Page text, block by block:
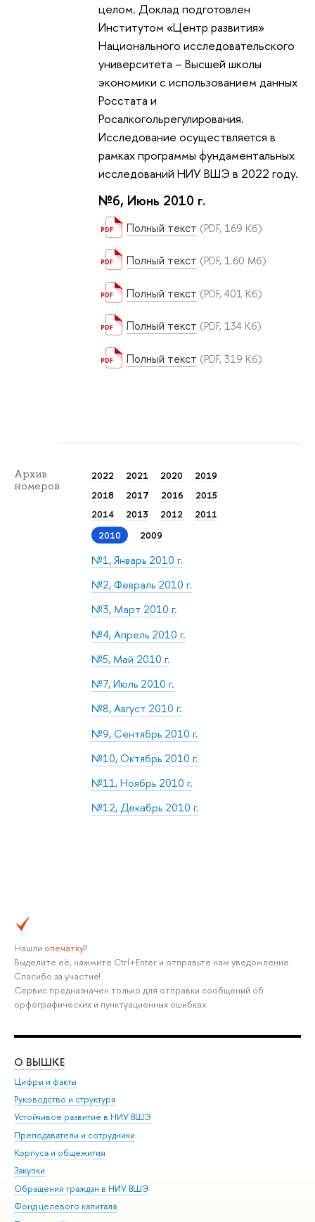
целом. Доклад подготовлен
Институтом «Центр развития»
Национального исследовательского
университета – Высшей школы
экономики с использованием данных
Росстата и
Росалкогольрегулирования.
Исследование осуществляется в
рамках программы фундаментальных
исследований НИУ ВШЭ в 2022 году.
№6, Июнь 2010 г.
Полный текст (PDF, 169 Кб)
Полный текст (PDF, 1.60 Мб)
Полный текст (PDF, 401 Кб)
Полный текст (PDF, 134 Кб)
Полный текст (PDF, 319 Кб)
Архив
номеров
2022 2021 2020
2019
2018
2017 2016
2015
2014
2013 2012
2011
2010
2009
№1, Январь 2010 г.
№2, Февраль 2010 г.
№3, Март 2010 г.
№4, Апрель 2010 г.
№5, Май 2010 г.
№7, Июль 2010 г.
№8, Август 2010 г.
№9, Сентябрь 2010 г.
№10, Октябрь 2010 г.
№11, Ноябрь 2010 г.
№12, Декабрь 2010 г.
Нашли опечатку?
Выделите её, нажмите Ctrl+Enter и отправьте нам уведомление.
Спасибо за участие!
Сервис предназначен только для отправки сообщений об
орфографических и пунктуационных ошибках.
О ВЫШКЕ
Цифры и факты
Руководство и структура
Устойчивое развитие в НИУ ВШЭ
Преподаватели и сотрудники
Корпуса и общежития
Закупки
Обращения граждан в НИУ ВШЭ
Фонд целевого капитала